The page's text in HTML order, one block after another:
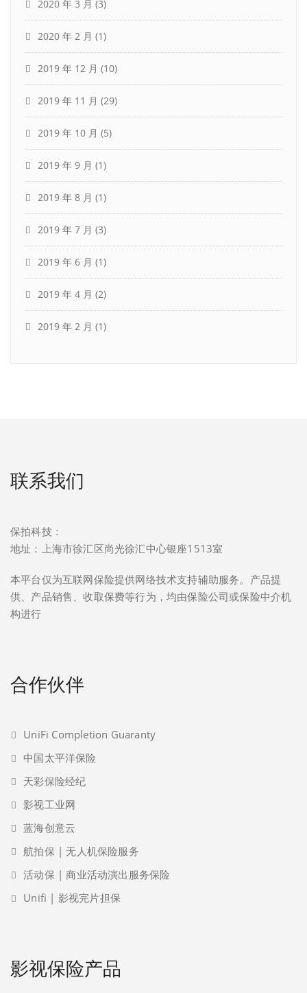
2020 年 3 月 (3)
2020 年 2 月 (1)
2019 年 12 月 (10)
2019 年 11 月 (29)
2019 年 10 月 (5)
2019 年 9 月 (1)
2019 年 8 月 (1)
2019 年 7 月 (3)
2019 年 6 月 (1)
2019 年 4 月 (2)
2019 年 2 月 (1)
联系我们
保拍科技：
地址：上海市徐汇区尚光徐汇中心银座1513室
本平台仅为互联网保险提供网络技术支持辅助服务。产品提
供、产品销售、收取保费等行为，均由保险公司或保险中介机
构进行
合作伙伴
UniFi Completion Guaranty
中国太平洋保险
天彩保险经纪
影视工业网
蓝海创意云
航拍保 | 无人机保险服务
活动保 | 商业活动演出服务保险
Unifi | 影视完片担保
影视保险产品